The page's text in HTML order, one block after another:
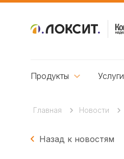
Продукты Услуги
Главная Новости
Назад к новостям